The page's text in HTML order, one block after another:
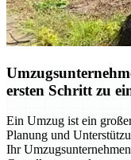
ersten Schritt zu
Ein Umzug ist ein
Planung und
Ihr